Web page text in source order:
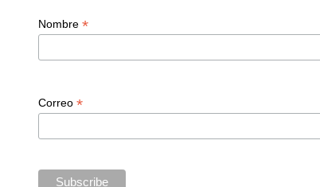
Nombre *
Correo *